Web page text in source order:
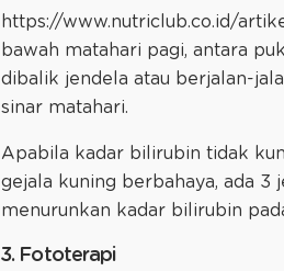
https://www.nutriclub.co.id/
bawah matahari pagi, antara
dibalik jendela atau berjalan-
sinar matahari.
Apabila kadar bilirubin tidak
gejala kuning berbahaya, ada 3
menurunkan kadar bilirubin
3. Fototerapi